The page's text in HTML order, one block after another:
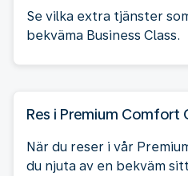
Se vilka extra tjänster
bekväma Business Class.
Res i Premium Comfort
När du reser i vår
du njuta av en bekväm